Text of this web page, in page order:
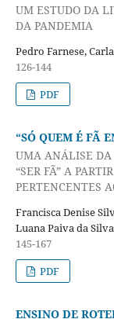
UM ESTUDO DA
DA PANDEMIA
Pedro Farnese,
126-144
PDF
“SÓ QUEM É FÃ
UMA ANÁLISE DA
“SER FÃ” A
PERTENCENTES
Francisca Denise
Luana Paiva da Silva
145-167
PDF
ENSINO DE